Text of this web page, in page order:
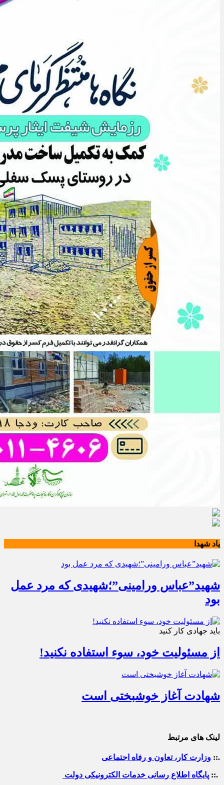
یاد شهدا
شهید”عباس ورامینی”؛شهیدی که مرد عمل
بود
باید جهادی کار کنید
از مسئولیت خود، سوء استفاده نکنید!
شهادت آغاز خوشبختی است
لینک های مرتبط
.:: وزارت کار، تعاون و رفاه اجتماعی
.:: پایگاه اطلاع رسانی خدمات الکترونیکی دولت